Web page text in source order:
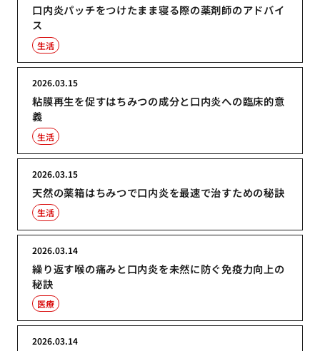
口内炎パッチをつけたまま寝る際の薬剤師のアドバイ
ス
生活
粘膜再生を促すはちみつの成分と口内炎への臨床的意
義
2026.03.15
生活
天然の薬箱はちみつで口内炎を最速で治すための秘訣
2026.03.15
生活
繰り返す喉の痛みと口内炎を未然に防ぐ免疫力向上の
秘訣
2026.03.14
医療
2026.03.14